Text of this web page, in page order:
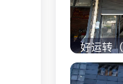
好运转
桐乡市